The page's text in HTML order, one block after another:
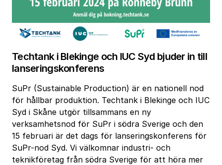
Techtank i Blekinge och IUC Syd bjuder in till
lanseringskonferens
SuPr (Sustainable Production) är en nationell nod
för hållbar produktion. Techtank i Blekinge och IUC
Syd i Skåne utgör tillsammans en ny
verksamhetsnod för SuPr i södra Sverige och den
15 februari är det dags för lanseringskonferens för
SuPr-nod Syd. Vi välkomnar industri- och
teknikföretag från södra Sverige för att höra mer